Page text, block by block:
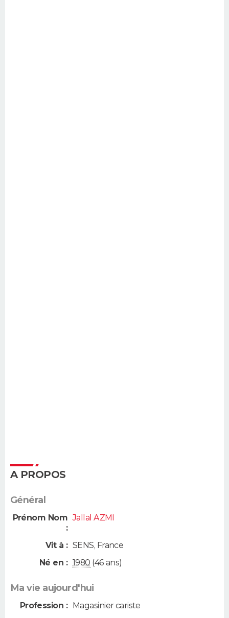
A PROPOS
Général
Prénom Nom
:
Jallal AZMI
Vit à : SENS, France
Né en : 1980 (46 ans)
Ma vie aujourd'hui
Profession : Magasinier cariste